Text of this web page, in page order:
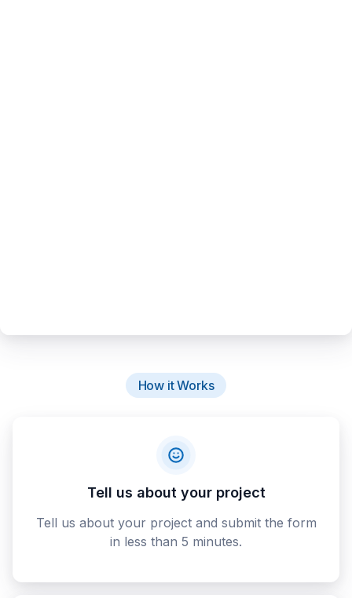
How it Works
Tell us about your project
Tell us about your project and submit the form
in less than 5 minutes.